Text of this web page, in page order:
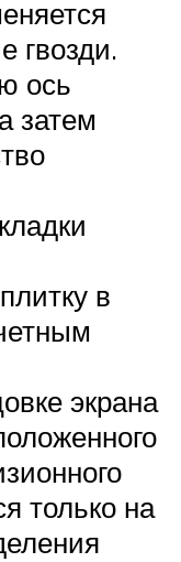
гвозди.
ось
затем
в
экрана
только на